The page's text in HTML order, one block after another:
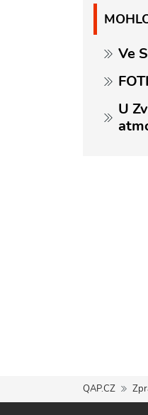
Ve
U
QAP.CZ